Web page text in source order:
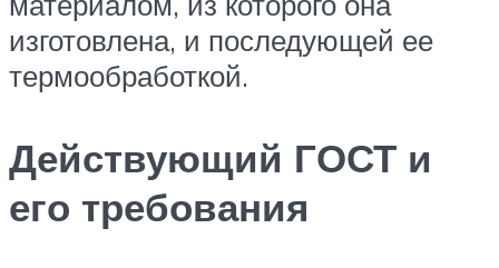
изготовлена, и последующей ее
термообработкой.
Действующий ГОСТ и
его требования